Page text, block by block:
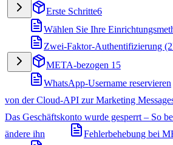
Erste Schritte6
Wählen Sie Ihre
Zwei-Faktor-Authentifizierung
META-bezogen 15
WhatsApp-Username reservieren
von der Cloud-API zur Marketing
Das Geschäftskonto wurde gesperrt – So
ändere ihn
Fehlerbehebung bei